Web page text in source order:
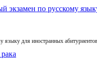
языку для иностранных